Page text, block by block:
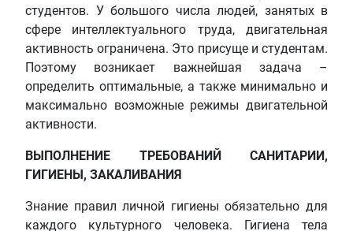
студентов. У большого числа людей, занятых в
сфере интеллектуального труда, двигательная
активность ограничена. Это присуще и студентам.
Поэтому возникает важнейшая задача –
определить оптимальные, а также минимально и
максимально возможные режимы двигательной
активности.
ВЫПОЛНЕНИЕ ТРЕБОВАНИЙ САНИТАРИИ,
ГИГИЕНЫ, ЗАКАЛИВАНИЯ
Знание правил личной гигиены обязательно для
каждого культурного человека. Гигиена тела